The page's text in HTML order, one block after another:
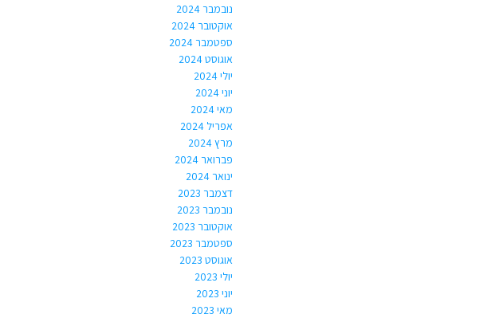
נובמבר 2024
אוקטובר 2024
ספטמבר 2024
אוגוסט 2024
יולי 2024
יוני 2024
מאי 2024
אפריל 2024
מרץ 2024
פברואר 2024
ינואר 2024
דצמבר 2023
נובמבר 2023
אוקטובר 2023
ספטמבר 2023
אוגוסט 2023
יולי 2023
יוני 2023
מאי 2023